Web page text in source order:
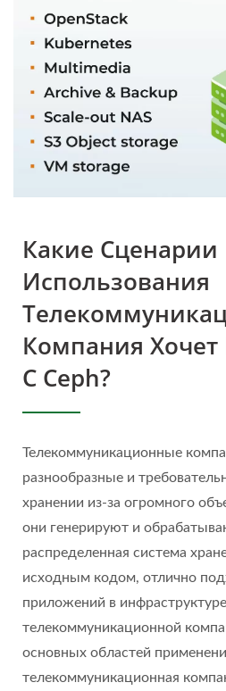
Какие Сценарии
Использования
Компания
С Ceph?
Телекоммуникационные
разнообразные и
хранении из-за огромного
они генерируют и
распределенная система
исходным кодом, отлично
приложений в инфраструктуре
телекоммуникационной
основных областей
телекоммуникационная